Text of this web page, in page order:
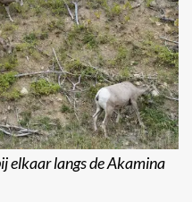
elkaar langs de Akamina